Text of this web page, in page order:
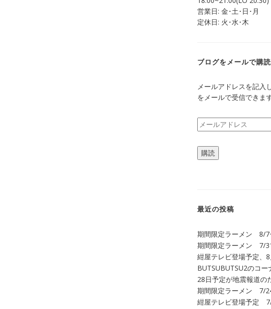
営業日: 金･土･日･月
定休日: 火･水･木
ブログをメールで購読
メールアドレスを記入
をメールで受信できます
メ
ー
ル
ア
購読
最近の投稿
期間限定ラーメン 8/
期間限定ラーメン 7/
紺屋テレビ登場予定、
BUTSUBUTSU2のコー
28日予定が地震報道の
期間限定ラーメン 7/
紺屋テレビ登場予定